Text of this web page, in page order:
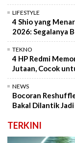
LIFESTYLE
4 Shio yang
2026: Segalanya
TEKNO
4 HP Redmi
Jutaan, Cocok
NEWS
Bocoran
Bakal Dilantik
TERKINI